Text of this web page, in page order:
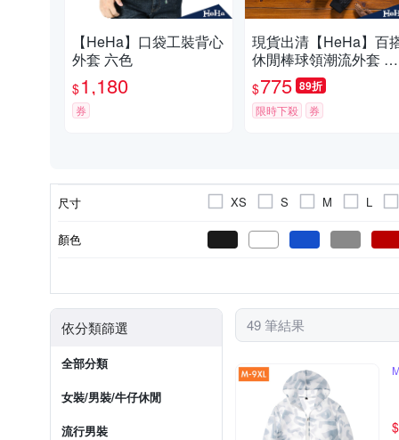
【HeHa】口袋工裝背心
外套 六色
$1,180
券
現貨出清【HeHa】百
休閒棒球領潮流外套 二
色
$775 89折
限時下殺 券
尺寸 XS S M L
顏色
依分類篩選
全部分類
女裝/男裝/牛仔休閒
流行男裝
49 筆結果
$